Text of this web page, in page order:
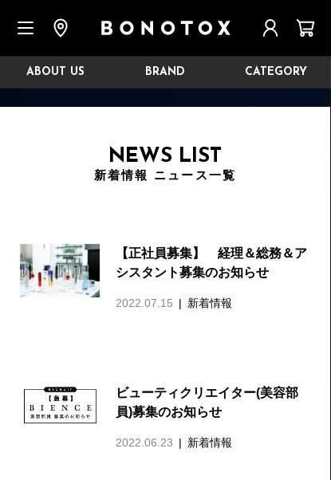
ABOUT US BRAND CATEGORY
NEWS LIST
新着情報 ニュース一覧
【正社員募集】 経理＆総務＆ア
シスタント募集のお知らせ
2022.07.15 新着情報
ビューティクリエイター(美容部
員)募集のお知らせ
2022.06.23 新着情報